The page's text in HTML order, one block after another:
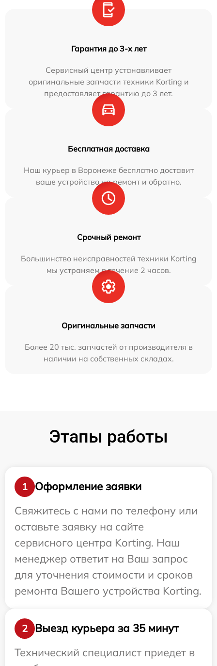
Гарантия до 3-х лет
Сервисный центр устанавливает
оригинальные запчасти техники Korting и
предоставляет гарантию до 3 лет.
Бесплатная доставка
Наш курьер в Воронеже бесплатно доставит
ваше устройство на ремонт и обратно.
Срочный ремонт
Большинство неисправностей техники Korting
мы устраняем в течение 2 часов.
Оригинальные запчасти
Более 20 тыс. запчастей от производителя в
наличии на собственных складах.
Этапы работы
1
Оформление заявки
Свяжитесь с нами по телефону или
оставьте заявку на сайте
сервисного центра Korting. Наш
менеджер ответит на Ваш запрос
для уточнения стоимости и сроков
ремонта Вашего устройства Korting.
2
Выезд курьера за 35 минут
Технический специалист приедет в